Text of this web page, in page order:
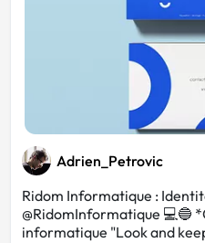
Adrien_Petrovic
Ridom Informatique :
@RidomInformatique 💻🔵
informatique "Look and